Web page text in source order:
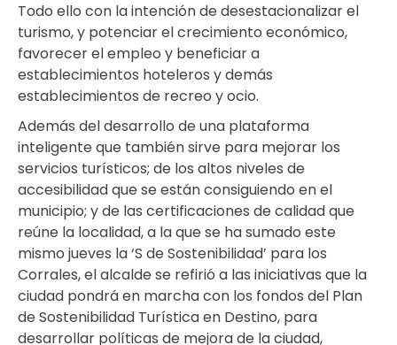
Todo ello con la intención de desestacionalizar el
turismo, y potenciar el crecimiento económico,
favorecer el empleo y beneficiar a
establecimientos hoteleros y demás
establecimientos de recreo y ocio.
Además del desarrollo de una plataforma
inteligente que también sirve para mejorar los
servicios turísticos; de los altos niveles de
accesibilidad que se están consiguiendo en el
municipio; y de las certificaciones de calidad que
reúne la localidad, a la que se ha sumado este
mismo jueves la ‘S de Sostenibilidad’ para los
Corrales, el alcalde se refirió a las iniciativas que la
ciudad pondrá en marcha con los fondos del Plan
de Sostenibilidad Turística en Destino, para
desarrollar políticas de mejora de la ciudad,